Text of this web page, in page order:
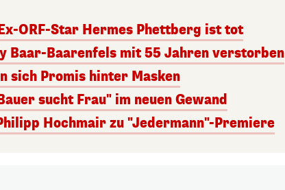
ORF-Star Hermes Phettberg ist tot
Baar-Baarenfels mit 55 Jahren verstorben
sich Promis hinter Masken
sucht Frau" im neuen Gewand
Hochmair zu "Jedermann"-Premiere